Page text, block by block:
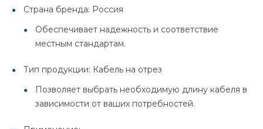
Страна бренда: Россия
Обеспечивает надежность и соответствие
местным стандартам.
Тип продукции: Кабель на отрез
Позволяет выбрать необходимую длину кабеля в
зависимости от ваших потребностей.